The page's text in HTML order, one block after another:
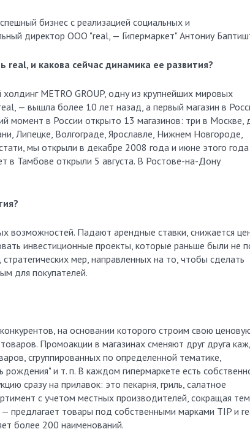
бизнес с реализацией социальных и
директор ООО "real, — Гипермаркет" Антониу
и какова сейчас динамика ее развития?
METRO GROUP, одну из крупнейших мировых
— вышла более 10 лет назад, а первый магазин в
момент в России открыто 13 магазинов: три в Москве,
Липецке, Волгограде, Ярославле, Нижнем Новгороде,
мы открыли в декабре 2008 года и июне этого
в Тамбове открыли 5 августа. В Ростове-на-Дону
возможностей. Падают арендные ставки, снижается
инвестиционные проекты, которые раньше были не
мер, направленных на то, чтобы сделать
для покупателей.
на основании которого строим свою
Промоакции в магазинах сменяют друг друга
сгруппированных по определенной тематике,
и т. п. В каждом гипермаркете есть
сразу на прилавок: это пекарня, гриль, салатное
с учетом местных производителей, сокращая тем
предлагает товары под собственными марками TIP и
более 200 наименований.